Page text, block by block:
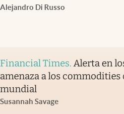
Alejandro Di Russo
Financial Times. Alerta en
amenaza a los commodities
mundial
Susannah Savage